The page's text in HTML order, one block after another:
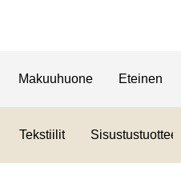
Makuuhuone Eteinen
Tekstiilit Sisustustuotteet